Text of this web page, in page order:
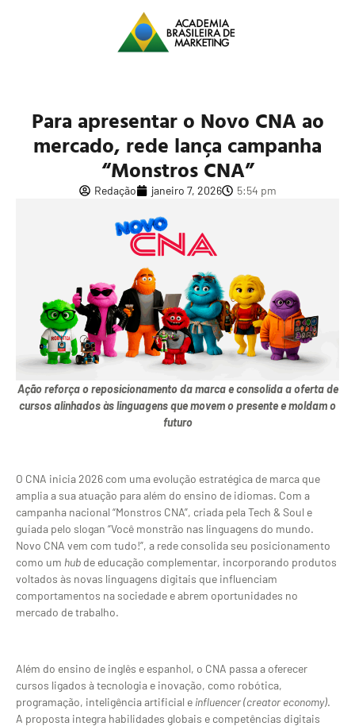
Para apresentar o Novo CNA ao
mercado, rede lança campanha
“Monstros CNA”
Redação janeiro 7, 2026 5:54 pm
Ação reforça o reposicionamento da marca e consolida a oferta de
cursos alinhados às linguagens que movem o presente e moldam o
futuro
O CNA inicia 2026 com uma evolução estratégica de marca que
amplia a sua atuação para além do ensino de idiomas. Com a
campanha nacional “Monstros CNA”, criada pela Tech & Soul e
guiada pelo slogan “Você monstrão nas linguagens do mundo.
Novo CNA vem com tudo!”, a rede consolida seu posicionamento
como um hub de educação complementar, incorporando produtos
voltados às novas linguagens digitais que influenciam
comportamentos na sociedade e abrem oportunidades no
mercado de trabalho.
Além do ensino de inglês e espanhol, o CNA passa a oferecer
cursos ligados à tecnologia e inovação, como robótica,
programação, inteligência artificial e influencer(creator economy).
A proposta integra habilidades globais e competências digitais